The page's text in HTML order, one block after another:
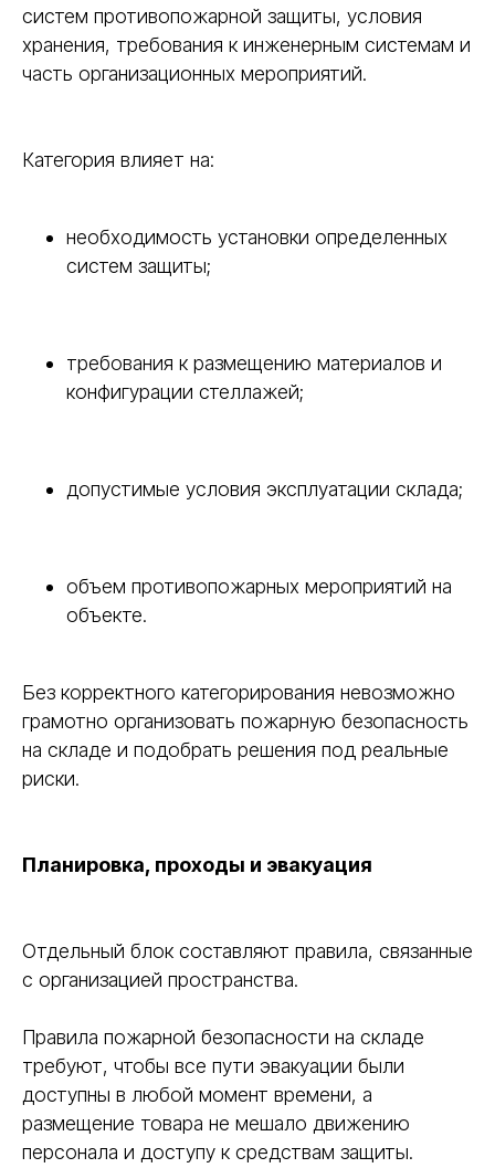
систем противопожарной защиты, условия
хранения, требования к инженерным системам и
часть организационных мероприятий.
Категория влияет на:
необходимость установки определенных
систем защиты;
требования к размещению материалов и
конфигурации стеллажей;
допустимые условия эксплуатации склада;
объем противопожарных мероприятий на
объекте.
Без корректного категорирования невозможно
грамотно организовать пожарную безопасность
на складе и подобрать решения под реальные
риски.
Планировка, проходы и эвакуация
Отдельный блок составляют правила, связанные
с организацией пространства.
Правила пожарной безопасности на складе
требуют, чтобы все пути эвакуации были
доступны в любой момент времени, а
размещение товара не мешало движению
персонала и доступу к средствам защиты.